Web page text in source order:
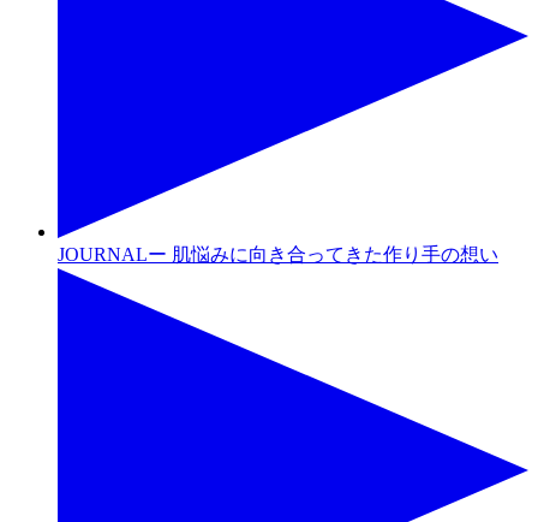
JOURNALー 肌悩みに向き合ってきた作り手の想い